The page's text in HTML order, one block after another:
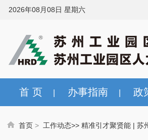
2026年08月08日 星期六
首 页 办事指南 政
首页 > 工作动态>> 精准引才聚贤能 | 苏